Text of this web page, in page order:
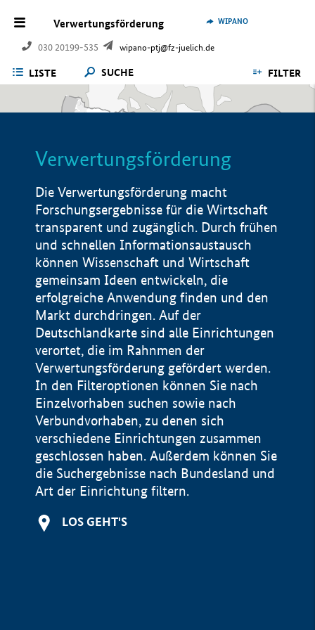
Verwertungsförderung
030 20199-535 wipano-ptj@fz-juelich.de
WIPANO
LISTE SUCHE FILTER
Verwertungsförderung
Die Verwertungsförderung macht
Forschungsergebnisse für die Wirtschaft
transparent und zugänglich. Durch frühen
und schnellen Informationsaustausch
können Wissenschaft und Wirtschaft
gemeinsam Ideen entwickeln, die
erfolgreiche Anwendung finden und den
Markt durchdringen. Auf der
Deutschlandkarte sind alle Einrichtungen
verortet, die im Rahnmen der
Verwertungsförderung gefördert werden.
In den Filteroptionen können Sie nach
Einzelvorhaben suchen sowie nach
Verbundvorhaben, zu denen sich
verschiedene Einrichtungen zusammen
geschlossen haben. Außerdem können Sie
die Suchergebnisse nach Bundesland und
Art der Einrichtung filtern.
LOS GEHT'S